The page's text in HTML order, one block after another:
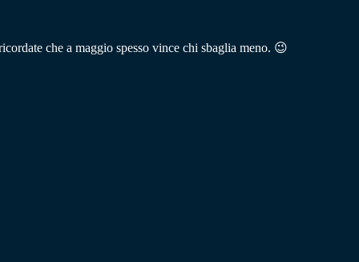
che a maggio spesso vince chi sbaglia meno. 😉